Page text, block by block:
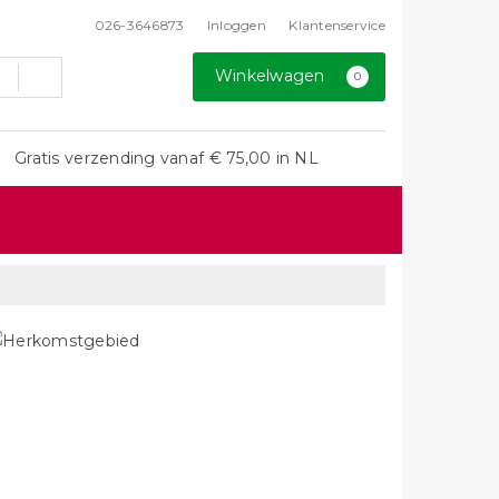
026-3646873 Inloggen Klantenservice
Winkelwagen 0
Gratis verzending vanaf € 75,00 in NL